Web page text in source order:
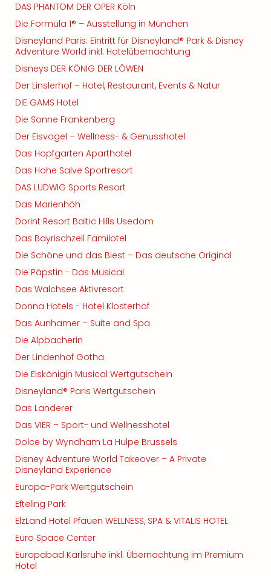
DAS PHANTOM DER OPER Köln
Die Formula 1® – Ausstellung in München
Disneyland Paris: Eintritt für Disneyland® Park & Disney
Adventure World inkl. Hotelübernachtung
Disneys DER KÖNIG DER LÖWEN
Der Linslerhof – Hotel, Restaurant, Events & Natur
DIE GAMS Hotel
Die Sonne Frankenberg
Der Eisvogel – Wellness- & Genusshotel
Das Hopfgarten Aparthotel
Das Hohe Salve Sportresort
DAS LUDWIG Sports Resort
Das Marienhöh
Dorint Resort Baltic Hills Usedom
Das Bayrischzell Familotel
Die Schöne und das Biest – Das deutsche Original
Die Päpstin - Das Musical
Das Walchsee Aktivresort
Donna Hotels - Hotel Klosterhof
Das Aunhamer – Suite and Spa
Die Alpbacherin
Der Lindenhof Gotha
Die Eiskönigin Musical Wertgutschein
Disneyland® Paris Wertgutschein
Das Landerer
Das VIER – Sport- und Wellnesshotel
Dolce by Wyndham La Hulpe Brussels
Disney Adventure World Takeover – A Private
Disneyland Experience
Europa-Park Wertgutschein
Efteling Park
ElzLand Hotel Pfauen WELLNESS, SPA & VITALIS HOTEL
Euro Space Center
Europabad Karlsruhe inkl. Übernachtung im Premium
Hotel